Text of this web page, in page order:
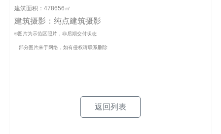
建筑面积：478656㎡
建筑摄影：纯点建筑摄影
©图片为示范区照片，非后期交付状态
部分图片来于网络，如有侵权请联系删除
返回列表